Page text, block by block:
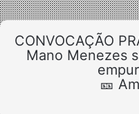
CONVOCAÇÃO
Mano Menezes
🎫